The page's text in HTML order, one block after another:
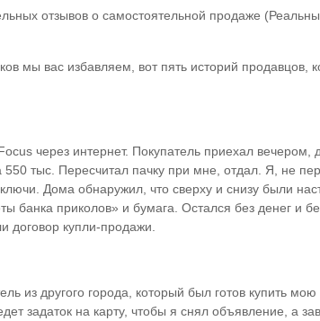
отзывов о самостоятельной продаже
мы вас избавляем, вот пять историй продавцов,
через интернет. Покупатель приехал вечером,
550 тыс. Пересчитал пачку при мне, отдал. Я, не
Дома обнаружил, что сверху и снизу были
банка приколов» и бумага. Остался без денег и
договор купли-продажи.
из другого города, который был готов купить
задаток на карту, чтобы я снял объявление, а